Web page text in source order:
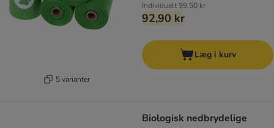
5 varianter
Individuelt99,50 kr
92,90 kr
Læg i kurv
Biologisk nedbrydelige